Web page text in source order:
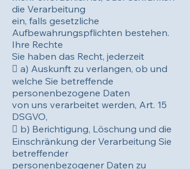
die Verarbeitung
ein, falls gesetzliche
Aufbewahrungspflichten bestehen.
Ihre Rechte
Sie haben das Recht, jederzeit
 a) Auskunft zu verlangen, ob und
welche Sie betreffende
personenbezogene Daten
von uns verarbeitet werden, Art. 15
DSGVO,
 b) Berichtigung, Löschung und die
Einschränkung der Verarbeitung Sie
betreffender
personenbezogener Daten zu